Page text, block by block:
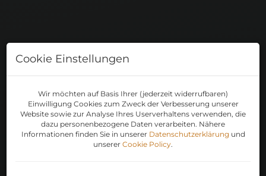
PROFESSIONELLE
IMMOBILIEN-
Cookie Einstellungen
Wir möchten auf Basis Ihrer (jederzeit widerrufbaren)
Einwilligung Cookies zum Zweck der Verbesserung unserer
Website sowie zur Analyse Ihres Userverhaltens verwenden, die
dazu personenbezogene Daten verarbeiten. Nähere
Informationen finden Sie in unserer Datenschutzerklärung und
unserer Cookie Policy.